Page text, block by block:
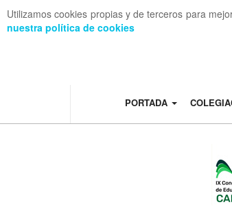
Utilizamos cookies propias y de terceros para
nuestra política de cookies
PORTADA